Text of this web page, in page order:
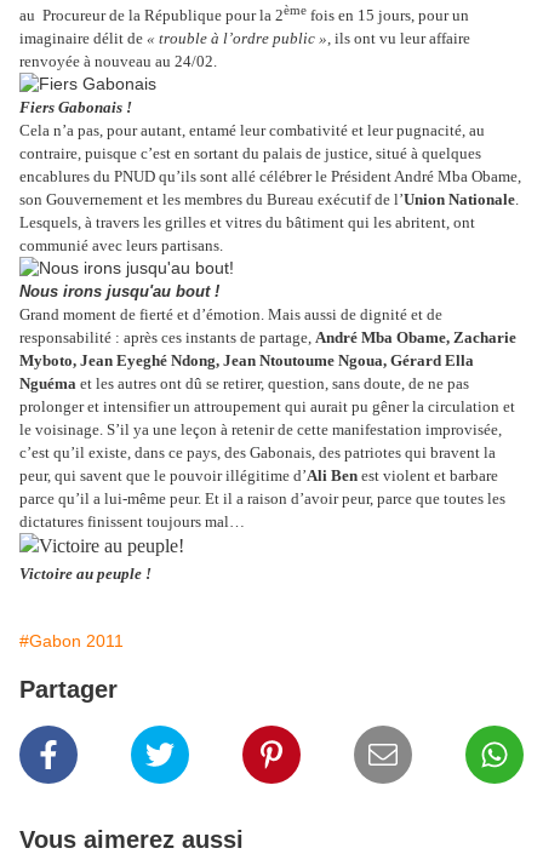
au Procureur de la République pour la 2ème fois en 15 jours, pour un
imaginaire délit de « trouble à l’ordre public » , ils ont vu leur affaire
renvoyée à nouveau au 24/02.
Fiers Gabonais !
Cela n’a pas, pour autant, entamé leur combativité et leur pugnacité, au
contraire, puisque c’est en sortant du palais de justice, situé à quelques
encablures du PNUD qu’ils sont allé célébrer le Président André Mba Obame,
son Gouvernement et les membres du Bureau exécutif de l’Union Nationale
Lesquels, à travers les grilles et vitres du bâtiment qui les abritent, ont
communié avec leurs partisans.
Nous irons jusqu'au bout !
Grand moment de fierté et d’émotion. Mais aussi de dignité et de
responsabilité : après ces instants de partage, André Mba Obame, Zacharie
Myboto, Jean Eyeghé Ndong, Jean Ntoutoume Ngoua, Gérard Ella
Nguéma et les autres ont dû se retirer, question, sans doute, de ne pas
prolonger et intensifier un attroupement qui aurait pu gêner la circulation et
le voisinage. S’il ya une leçon à retenir de cette manifestation improvisée,
c’est qu’il existe, dans ce pays, des Gabonais, des patriotes qui bravent la
peur, qui savent que le pouvoir illégitime d’Ali Ben est violent et barbare
parce qu’il a lui-même peur. Et il a raison d’avoir peur, parce que toutes les
dictatures finissent toujours mal…
Victoire au peuple !
#Gabon 2011
Partager
Vous aimerez aussi